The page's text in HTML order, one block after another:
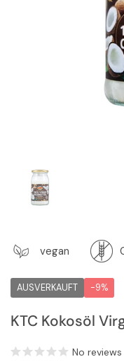
Zeige Folie 1
vegan
AUSVERKAUFT -9%
KTC Kokosöl
No reviews